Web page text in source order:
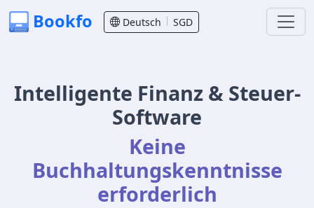
Bookfo Deutsch SGD
Intelligente Finanz & Steuer-
Software
Keine
Buchhaltungskenntnisse
erforderlich